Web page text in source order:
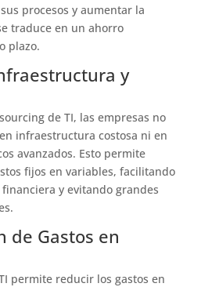
procesos y aumentar la
traduce en un ahorro
plazo.
y
de TI, las empresas no
infraestructura costosa ni en
avanzados. Esto permite
fijos en variables, facilitando
y evitando grandes
de Gastos en
permite reducir los gastos en